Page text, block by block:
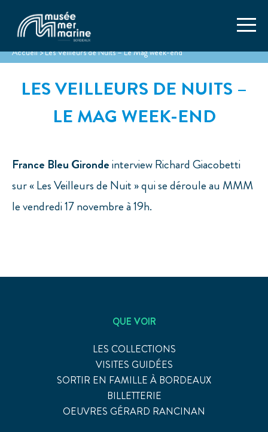
Accueil>Les Veilleurs de Nuits – Le Mag week-end
LES VEILLEURS DE NUITS –
LE MAG WEEK-END
France Bleu Girondeinterview Richard Giacobetti
sur « Les Veilleurs de Nuit » qui se déroule au MMM
le vendredi 17 novembre à 19h.
QUE VOIR
LES COLLECTIONS
VISITES GUIDÉES
SORTIR EN FAMILLE À BORDEAUX
BILLETTERIE
OEUVRES GÉRARD RANCINAN